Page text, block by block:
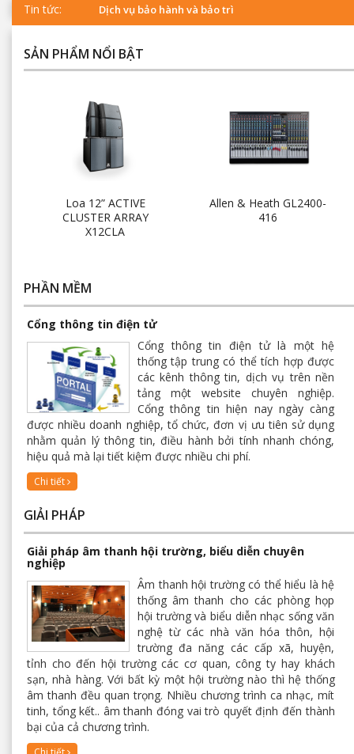
Tin tức: Dịch vụ bảo hành và bảo trì
SẢN PHẨM NỔI BẬT
Loa 12” ACTIVE
CLUSTER ARRAY
X12CLA
Allen & Heath GL2400-
416
PHẦN MỀM
Cổng thông tin điện tử
Cổng thông tin điện tử là một hệ
thống tập trung có thể tích hợp được
các kênh thông tin, dịch vụ trên nền
tảng một website chuyên nghiệp.
Cổng thông tin hiện nay ngày càng
được nhiều doanh nghiệp, tổ chức, đơn vị ưu tiên sử dụng
nhằm quản lý thông tin, điều hành bởi tính nhanh chóng,
hiệu quả mà lại tiết kiệm được nhiều chi phí.
Chi tiết
GIẢI PHÁP
Giải pháp âm thanh hội trường, biểu diễn chuyên
nghiệp
Âm thanh hội trường có thể hiểu là hệ
thống âm thanh cho các phòng họp
hội trường và biểu diễn nhạc sống văn
nghệ từ các nhà văn hóa thôn, hội
trường đa năng các cấp xã, huyện,
tỉnh cho đến hội trường các cơ quan, công ty hay khách
sạn, nhà hàng. Với bất kỳ một hội trường nào thì hệ thống
âm thanh đều quan trọng. Nhiều chương trình ca nhạc, mít
tinh, tổng kết.. âm thanh đóng vai trò quyết định đến thành
bại của cả chương trình.